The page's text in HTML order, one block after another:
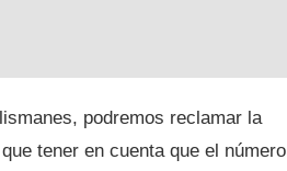
podremos reclamar la
tener en cuenta que el número